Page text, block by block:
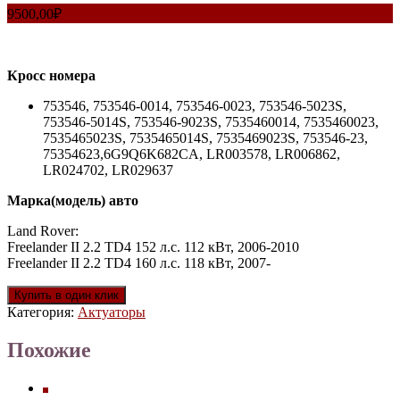
9500,00₽
Кросс номера
753546, 753546-0014, 753546-0023, 753546-5023S,
753546-5014S, 753546-9023S, 7535460014, 7535460023,
7535465023S, 7535465014S, 7535469023S, 753546-23,
75354623,6G9Q6K682CA, LR003578, LR006862,
LR024702, LR029637
Марка(модель) авто
Land Rover:
Freelander II 2.2 TD4 152 л.с. 112 кВт, 2006-2010
Freelander II 2.2 TD4 160 л.с. 118 кВт, 2007-
Купить в один клик
Категория: Актуаторы
Похожие